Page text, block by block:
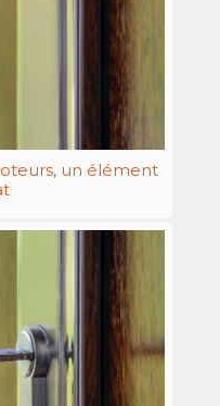
un élément